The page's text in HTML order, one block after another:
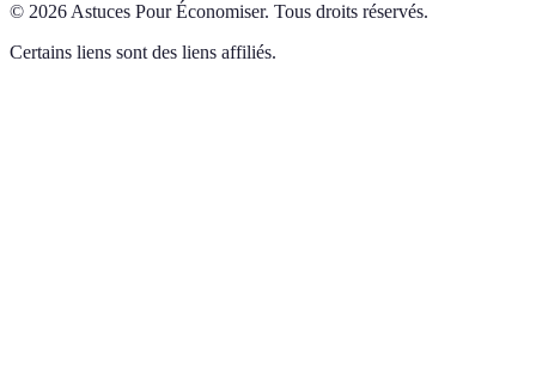
© 2026 Astuces Pour Économiser. Tous droits réservés.
Certains liens sont des liens affiliés.